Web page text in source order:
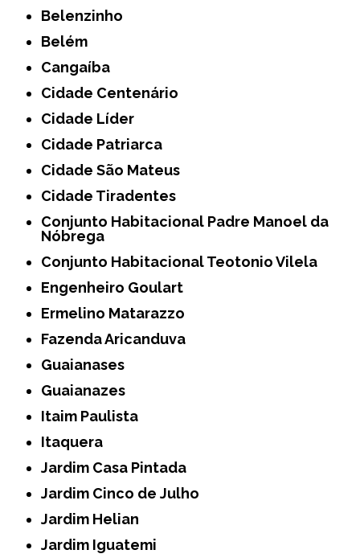
Belenzinho
Belém
Cangaíba
Cidade Centenário
Cidade Líder
Cidade Patriarca
Cidade São Mateus
Cidade Tiradentes
Conjunto Habitacional Padre Manoel da
Nóbrega
Conjunto Habitacional Teotonio Vilela
Engenheiro Goulart
Ermelino Matarazzo
Fazenda Aricanduva
Guaianases
Guaianazes
Itaim Paulista
Itaquera
Jardim Casa Pintada
Jardim Cinco de Julho
Jardim Helian
Jardim Iguatemi